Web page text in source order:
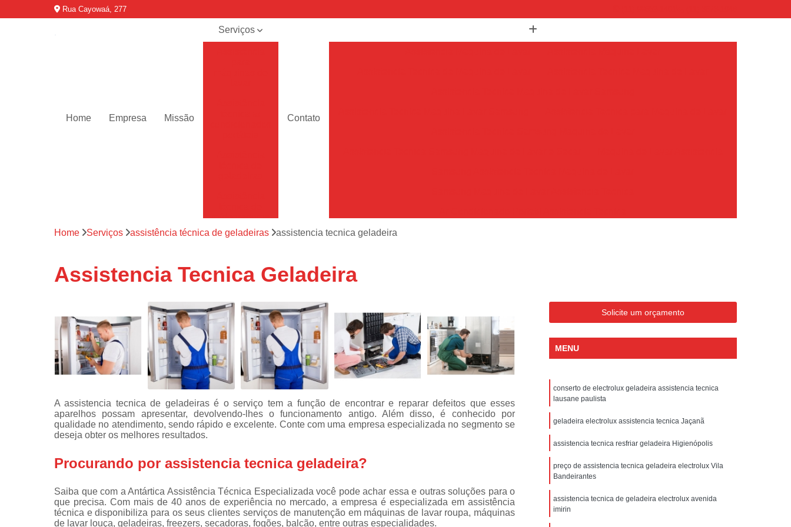
Rua Cayowaá, 277
Home Empresa Missão
Serviços
refrigeradores
Assistência
Assistências
fogão
Assistências
técnicas de
microondas
Conserto de
máquinas de
lavar
Consertos de
adega
Instalação de
máquinas de
Contato
Assistencia Tecnica Ar Condicionado Tipo Portatil
Assistencia Tecnica de Ar Condicionado Portatil
Assistencia Tecnica de Ar Condicionado Portatil Philco
Assistencia Tecnica em Ar Condicionado Portatil
Assistencia Tecnica para Ar Condicionado Portatil
Assistencia Tecnica de Geladeira
Assistencia Tecnica de Geladeira Electrolux
Assistencia Tecnica Electrolux Geladeira
Assistencia Tecnica Geladeira
Assistencia Tecnica Geladeira Electrolux
Electrolux Assistencia Tecnica Geladeira
Geladeira Assistencia Tecnica
Geladeira Electrolux Assistencia Tecnica
Assistencia Tecnica de Refrigerador Electrolux
Assistencia Tecnica Electrolux Refrigerador
Home Serviços assistência técnica de geladeiras assistencia tecnica geladeira
Assistencia Tecnica Geladeira
A assistencia tecnica de geladeiras é o serviço tem a função de encontrar e reparar defeitos que esses
aparelhos possam apresentar, devolvendo-lhes o funcionamento antigo. Além disso, é conhecido por
qualidade no atendimento, sendo rápido e excelente. Conte com uma empresa especializada no segmento se
deseja obter os melhores resultados.
Procurando por assistencia tecnica geladeira?
Saiba que com a Antártica Assistência Técnica Especializada você pode achar essa e outras soluções para o
que precisa. Com mais de 40 anos de experiência no mercado, a empresa é especializada em assistência
técnica e disponibiliza para os seus clientes serviços de manutenção em máquinas de lavar roupa, máquinas
de lavar louça, geladeiras, freezers, secadoras, fogões, balcão, entre outras especialidades.
Solicite um orçamento
MENU
conserto de electrolux geladeira assistencia tecnica
lausane paulista
geladeira electrolux assistencia tecnica Jaçanã
assistencia tecnica resfriar geladeira Higienópolis
preço de assistencia tecnica geladeira electrolux Vila
Bandeirantes
assistencia tecnica de geladeira electrolux avenida
imirin